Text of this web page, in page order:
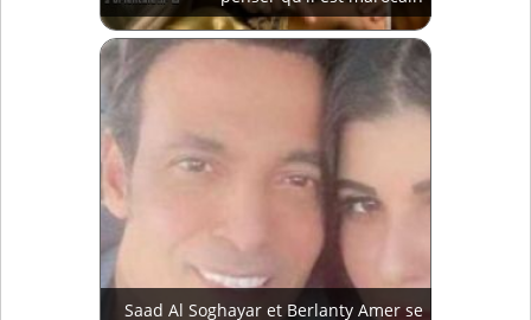
Saad Al Soghayar et Berlanty Amer se